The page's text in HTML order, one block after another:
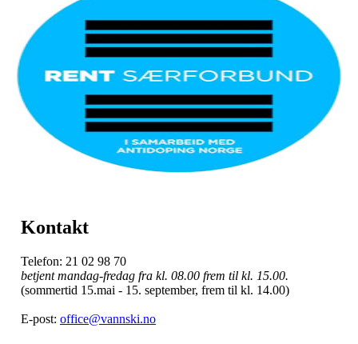
Kontakt
Telefon: 21 02 98 70
betjent mandag-fredag fra kl. 08.00 frem til kl. 15.00.
(sommertid 15.mai - 15. september, frem til kl. 14.00)
E-post: office@vannski.no